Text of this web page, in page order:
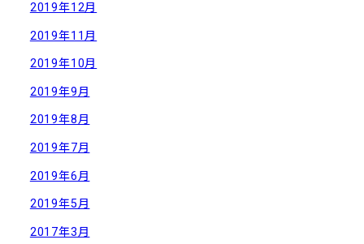
2019年12月
2019年11月
2019年10月
2019年9月
2019年8月
2019年7月
2019年6月
2019年5月
2017年3月